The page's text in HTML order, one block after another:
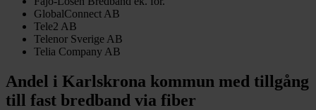
GlobalConnect AB
Tele2 AB
Telenor Sverige AB
Telia Company AB
Andel i Karlskrona kommun med tillgång
till fast bredband via fiber